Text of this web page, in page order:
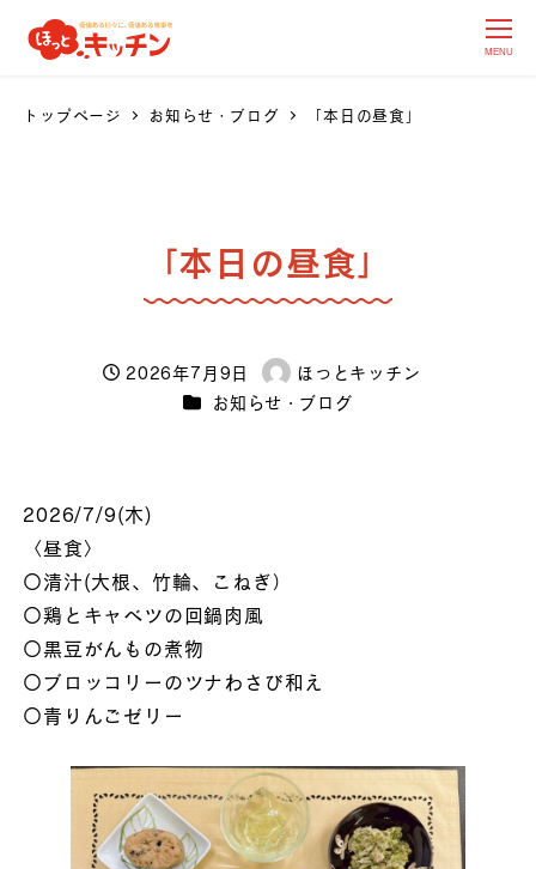
MENU
トップページ お知らせ・ブログ 「本日の昼食」
「本日の昼食」
投稿日
2026年7月9日
著
者
ほっとキッチン
カテゴリー
お知らせ・ブログ
2026/7/9(木)
〈昼食〉
〇清汁(大根、竹輪、こねぎ）
〇鶏とキャベツの回鍋肉風
〇黒豆がんもの煮物
〇ブロッコリーのツナわさび和え
〇青りんごゼリー